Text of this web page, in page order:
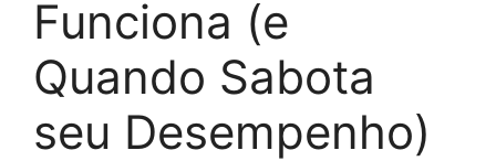
Funciona (e
Quando Sabota
seu Desempenho)